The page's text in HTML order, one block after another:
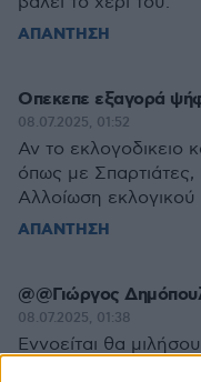
ΑΠΑΝΤΗΣΗ
Οπεκεπε εξαγορά
08.07.2025, 01:52
Αν το εκλογοδικειο
όπως με
Αλλοίωση
ΑΠΑΝΤΗΣΗ
@@Γιώργος
08.07.2025, 01:38
Εννοείται θα